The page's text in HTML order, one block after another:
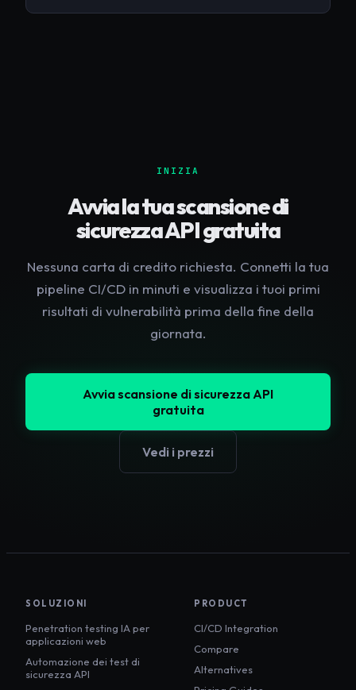
INIZIA
Avvia la tua scansione di
sicurezza API gratuita
Nessuna carta di credito richiesta. Connetti la tua
pipeline CI/CD in minuti e visualizza i tuoi primi
risultati di vulnerabilità prima della fine della
giornata.
Avvia scansione di sicurezza API
gratuita
Vedi i prezzi
SOLUZIONI
Penetration testing IA per
applicazioni web
Automazione dei test di
sicurezza API
PRODUCT
CI/CD Integration
Compare
Alternatives